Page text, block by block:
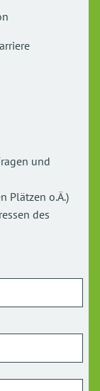
und
Plätzen o.Ä.)
des